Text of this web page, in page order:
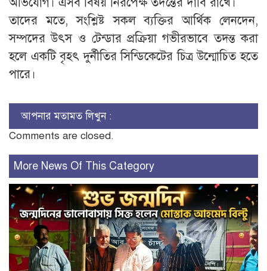
তাদের মতে, সংশ্লিষ্ট সকল ব্যক্তির আর্থিক লেনদেন,
সম্পদের উৎস ও টেন্ডার প্রক্রিয়া গভীরভাবে তদন্ত করা
হলে একটি বৃহৎ দুর্নীতির সিন্ডিকেটের চিত্র উন্মোচিত হতে
পারে।
আপনার মতামত লিখুন :
Comments are closed.
More News Of This Category